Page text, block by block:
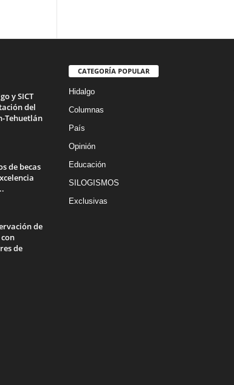
y SICT
del
Tehuetlán
de becas
de
de
CATEGORÍA POPULAR
Hidalgo
Columnas
País
Opinión
Educación
SILOGISMOS
Exclusivas